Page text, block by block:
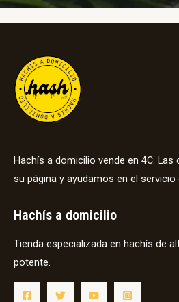
Hachís a domicilio vende en 4C.
su página y ayudamos en el servicio
Hachís a domicilio
Tienda especializada en hachís de
potente.